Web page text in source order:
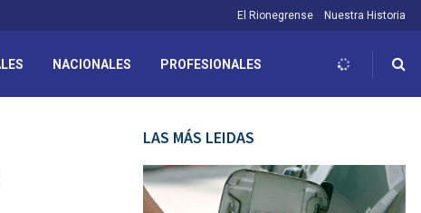
El Rionegrense Nuestra Historia
NACIONALES PROFESIONALES
LAS MÁS LEIDAS